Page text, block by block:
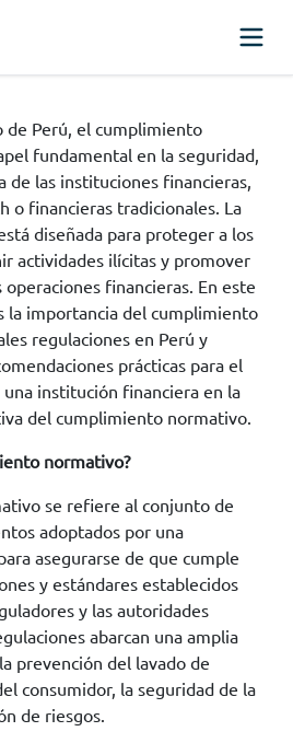
de Perú, el cumplimiento
fundamental en la seguridad,
de las instituciones financieras,
o financieras tradicionales. La
diseñada para proteger a los
actividades ilícitas y promover
operaciones financieras. En este
la importancia del cumplimiento
regulaciones en Perú y
prácticas para el
institución financiera en la
del cumplimiento normativo.
normativo?
se refiere al conjunto de
adoptados por una
asegurarse de que cumple
y estándares establecidos
y las autoridades
abarcan una amplia
prevención del lavado de
consumidor, la seguridad de la
de riesgos.